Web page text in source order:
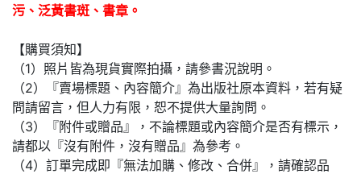
污、泛黃書斑、書章。
【購買須知】
（1）照片皆為現貨實際拍攝，請參書況說明。
（2）『賣場標題、內容簡介』為出版社原本資料，若有疑
問請留言，但人力有限，恕不提供大量詢問。
（3）『附件或贈品』，不論標題或內容簡介是否有標示，
請都以『沒有附件，沒有贈品』為參考。
（4）訂單完成即『無法加購、修改、合併』，請確認品